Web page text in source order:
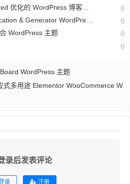
优化的 WordPress 博客主题 0
& Generator WordPress 主题 0
WordPress 主题 0
0
WordPress 主题
式多用途 Elementor WooCommerce W
录后发表评论
录 注册